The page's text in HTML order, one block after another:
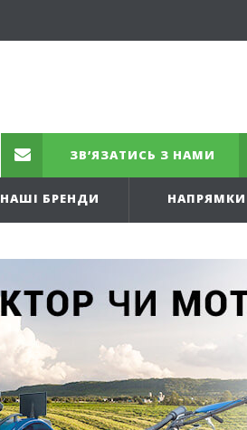
ЗВ’ЯЗАТИСЬ З НАМИ
НАШІ БРЕНДИ НАПРЯМКИ